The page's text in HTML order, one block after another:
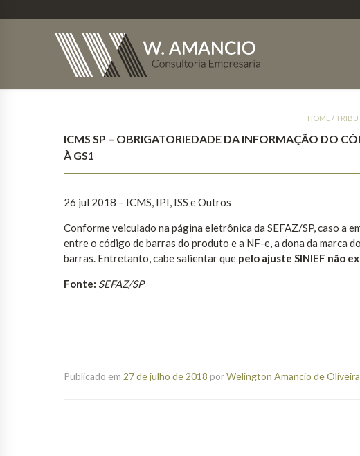
HOME/
ICMS SP – OBRIGATORIEDADE DA INFORMAÇÃO DO
À GS1
26 jul 2018 – ICMS, IPI, ISS e Outros
Conforme veiculado na página eletrônica da SEFAZ/SP, caso a
entre o código de barras do produto e a NF-e, a dona da marca
barras. Entretanto, cabe salientar que pelo ajuste SINIEF não
Fonte: SEFAZ/SP
Publicado em 27 de julho de 2018 porWelington Amancio de Oliveira